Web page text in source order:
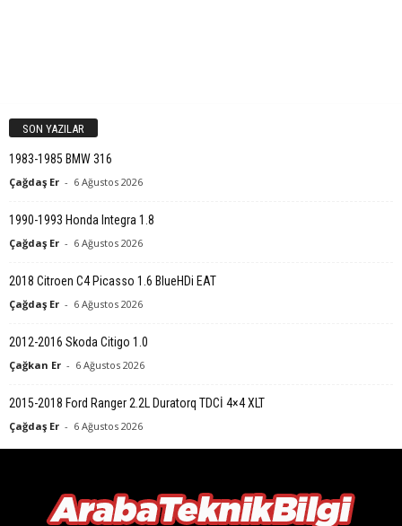
SON YAZILAR
1983-1985 BMW 316
Çağdaş Er - 6 Ağustos 2026
1990-1993 Honda Integra 1.8
Çağdaş Er - 6 Ağustos 2026
2018 Citroen C4 Picasso 1.6 BlueHDi EAT
Çağdaş Er - 6 Ağustos 2026
2012-2016 Skoda Citigo 1.0
Çağkan Er - 6 Ağustos 2026
2015-2018 Ford Ranger 2.2L Duratorq TDCİ 4×4 XLT
Çağdaş Er - 6 Ağustos 2026